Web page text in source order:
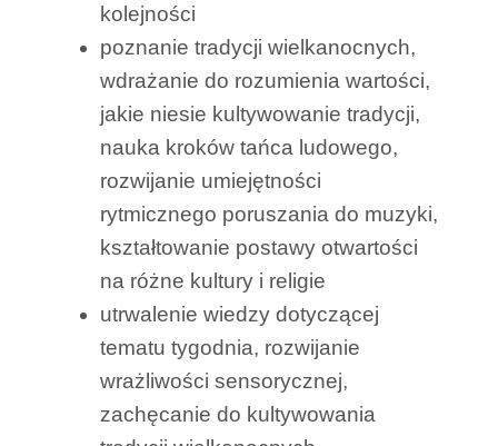
kolejności
poznanie tradycji wielkanocnych,
wdrażanie do rozumienia wartości,
jakie niesie kultywowanie tradycji,
nauka kroków tańca ludowego,
rozwijanie umiejętności
rytmicznego poruszania do muzyki,
kształtowanie postawy otwartości
na różne kultury i religie
utrwalenie wiedzy dotyczącej
tematu tygodnia, rozwijanie
wrażliwości sensorycznej,
zachęcanie do kultywowania